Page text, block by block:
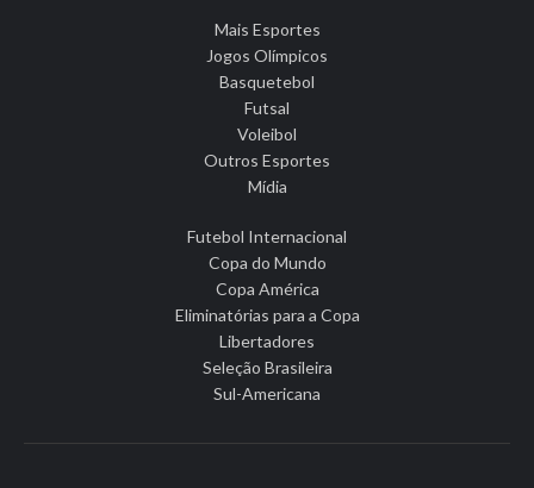
Mais Esportes
Jogos Olímpicos
Basquetebol
Futsal
Voleibol
Outros Esportes
Mídia
Futebol Internacional
Copa do Mundo
Copa América
Eliminatórias para a Copa
Libertadores
Seleção Brasileira
Sul-Americana